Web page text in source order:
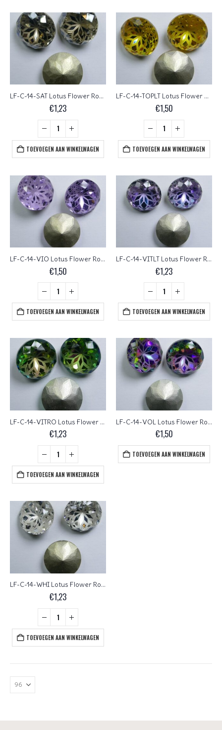
LF-C-14-SAT Lotus Flower Round Chaton 14 mm Satin 1 Pc.
€1,23
TOEVOEGEN AAN WINKELWAGEN
LF-C-14-TOPLT Lotus Flower Round Chaton 14 mm Light Topaz 1 Pc.
€1,50
TOEVOEGEN AAN WINKELWAGEN
LF-C-14-VIO Lotus Flower Round Chaton 14 mm Violet 1 Pc.
€1,50
TOEVOEGEN AAN WINKELWAGEN
LF-C-14-VITLT Lotus Flower Round Chaton 14 mm Vitrail Light 1 Pc.
€1,23
TOEVOEGEN AAN WINKELWAGEN
LF-C-14-VITRO Lotus Flower Round Chaton 14 mm Vitrail Rose 1 Pc.
€1,23
TOEVOEGEN AAN WINKELWAGEN
LF-C-14-VOL Lotus Flower Round Chaton 14 mm Volcano 1 Pc.
€1,50
TOEVOEGEN AAN WINKELWAGEN
LF-C-14-WHI Lotus Flower Round Chaton 14 mm White 1 Pc.
€1,23
TOEVOEGEN AAN WINKELWAGEN